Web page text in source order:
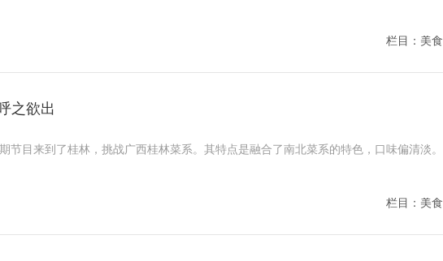
栏目：美食
之欲出
节目来到了桂林，挑战广西桂林菜系。其特点是融合了南北菜系的特色，口味偏清淡。
栏目：美食